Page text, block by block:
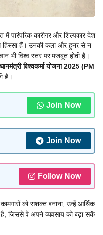
में पारंपरिक कारीगर और शिल्पकार देश
हिस्सा हैं। उनकी कला और हुनर से न
भी विश्व स्तर पर मजबूत होती है।
विश्वकर्मा योजना 2025 (PM
है।
Join Now
Join Now
Follow Now
को सशक्त बनाना, उन्हें आर्थिक
जिससे वे अपने व्यवसाय को बढ़ा सकें